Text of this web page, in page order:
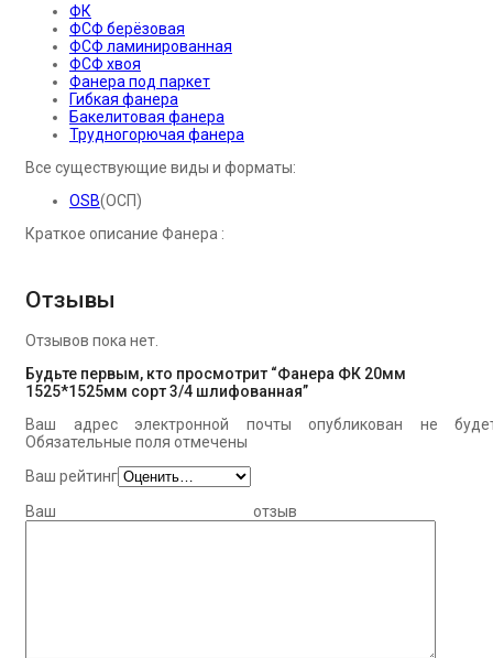
ФК
ФСФ берёзовая
ФСФ ламинированная
ФСФ хвоя
Фанера под паркет
Гибкая фанера
Бакелитовая фанера
Трудногорючая фанера
Все существующие виды и форматы:
OSB(ОСП)
Краткое описание Фанера :
Отзывы
Отзывов пока нет.
Будьте первым, кто просмотрит “Фанера ФК 20мм
1525*1525мм сорт 3/4 шлифованная”
Ваш адрес электронной почты опубликован не
Обязательные поля отмечены
Ваш рейтинг
Ваш отзыв